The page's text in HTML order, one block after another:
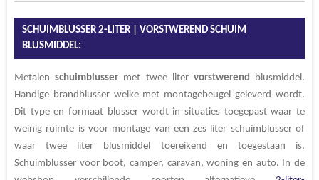
SCHUIMBLUSSER 2-LITER | VORSTWEREND SCHUIM
BLUSMIDDEL:
Metalenschuimblusser met twee liter vorstwerend blusmiddel.
Handige brandblusser welke met montagebeugel geleverd wordt.
Dit type en formaat blusser wordt in situaties toegepast waar te
weinig ruimte is voor montage van een zes liter schuimblusser of
waar twee liter blusmiddel toereikend en toegestaan is.
Schuimblusser voor boot, camper, caravan, woning en auto. In de